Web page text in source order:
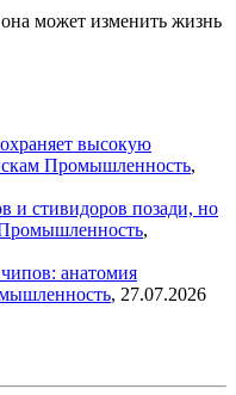
может изменить жизнь
высокую
Промышленность,
и стивидоров позади, но
,
анатомия
, 27.07.2026